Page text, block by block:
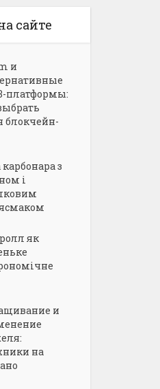
сайте
и
платформы:
блокчейн-
з
і
як
и
на